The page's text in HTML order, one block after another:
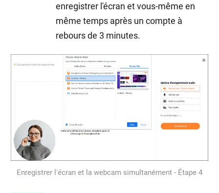
enregistrer l'écran et vous-même en
même temps après un compte à
rebours de 3 minutes.
Enregistrer l'écran et la webcam simultanément - Étape 4